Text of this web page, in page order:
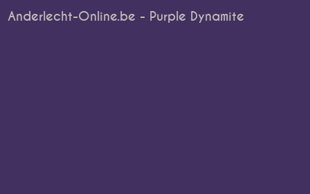
Anderlecht-Online.be - Purple Dynamite